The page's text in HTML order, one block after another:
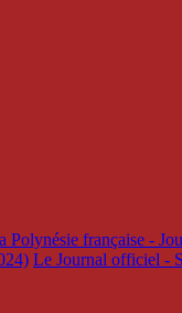
Polynésie française -
Le Journal officiel -